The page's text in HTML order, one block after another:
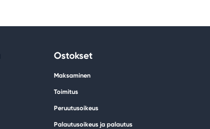
Ostokset
Maksaminen
Toimitus
Peruutusoikeus
Palautusoikeus ja palautus